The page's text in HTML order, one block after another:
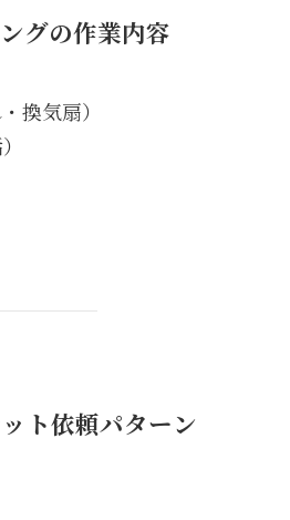
グの作業内容
換気扇）
ト依頼パターン